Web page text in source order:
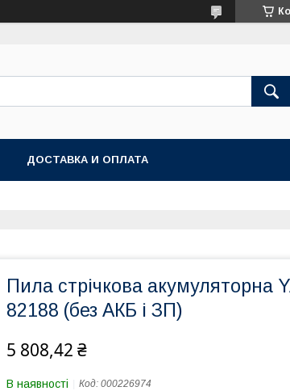
ДОСТАВКА И ОПЛАТА
Пила стрічкова акумуляторна
82188 (без АКБ і ЗП)
5 808,42 ₴
В наявності Код: 000226974